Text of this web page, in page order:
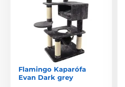
Flamingo Kaparófa
Evan Dark grey